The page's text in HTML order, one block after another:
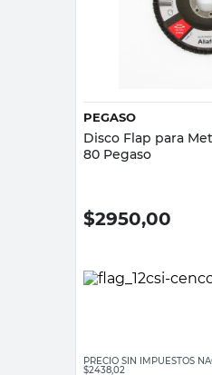
PEGASO
Disco Flap para
80 Pegaso
$2950,00
PRECIO SIN IMPUESTOS
$2438,02